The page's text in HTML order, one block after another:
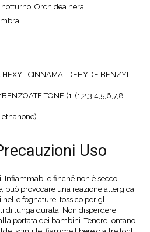
Orchidea nera
CINNAMALDEHYDE BENZYL
TONE (1-(1,2,3,4,5,6,7,8
Uso
finché non è secco.
può provocare una reazione allergica
fognature, tossico per gli
di lunga durata. Non disperdere
portata dei bambini. Tenere lontano